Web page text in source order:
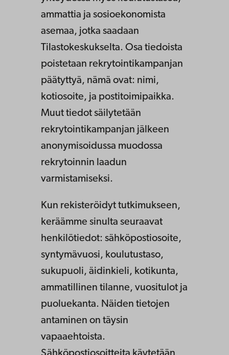
ammattia ja sosioekonomista
asemaa, jotka saadaan
Tilastokeskukselta. Osa tiedoista
poistetaan rekrytointikampanjan
päätyttyä, nämä ovat: nimi,
kotiosoite, ja postitoimipaikka.
Muut tiedot säilytetään
rekrytointikampanjan jälkeen
anonymisoidussa muodossa
rekrytoinnin laadun
varmistamiseksi.
Kun rekisteröidyt tutkimukseen,
keräämme sinulta seuraavat
henkilötiedot: sähköpostiosoite,
syntymävuosi, koulutustaso,
sukupuoli, äidinkieli, kotikunta,
ammatillinen tilanne, vuositulot ja
puoluekanta. Näiden tietojen
antaminen on täysin
vapaaehtoista.